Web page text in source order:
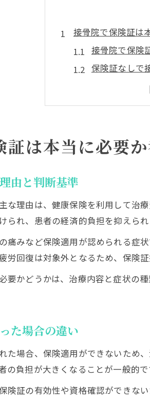
接骨院で保険証は
接骨院で保険
保険証なしで
整骨院と接骨
接骨院で保険
保険証なしで接骨
保険証なしで
接骨院利用時
接骨院の自己負担
接骨院の自己
接骨院で保険
保険証忘れた時に
接骨院で保険
保険証がなく
証は本当に必要
由と判断基準
な理由は、健康保険を利用して治
れ、患者の経済的負担を抑えられ
痛みなど保険適用が認められる症
労回復は対象外となるため、保険証
要かどうかは、治療内容と症状の
た場合の違い
た場合、保険適用ができないため
負担が大きくなることが一般的で
険証の有効性や資格確認ができな